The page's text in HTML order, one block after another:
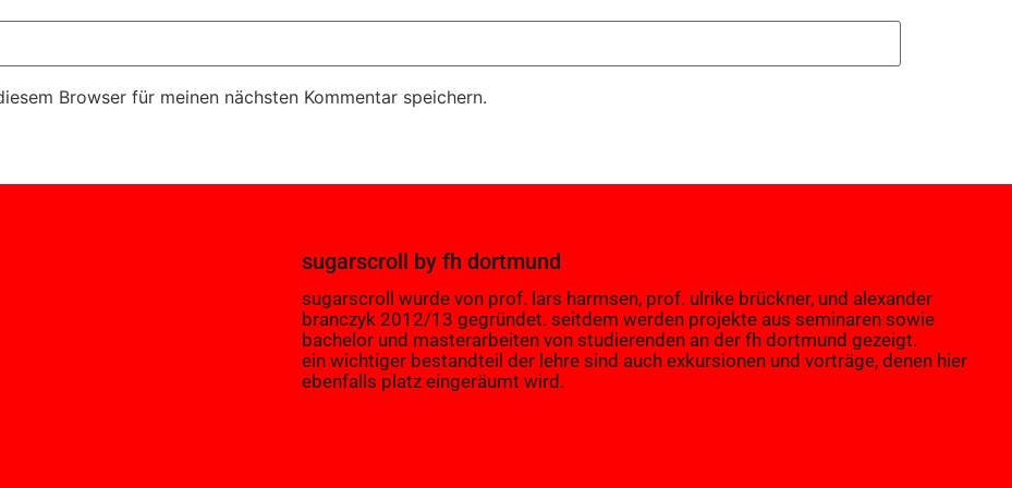
Browser für meinen nächsten Kommentar speichern.
sugarscroll by fh dortmund
sugarscroll wurde von prof. lars harmsen, prof. ulrike brückner, und alexander
branczyk 2012/13 gegründet. seitdem werden projekte aus seminaren sowie
bachelor und masterarbeiten von studierenden an der fh dortmund gezeigt.
ein wichtiger bestandteil der lehre sind auch exkursionen und vorträge, denen hier
ebenfalls platz eingeräumt wird.